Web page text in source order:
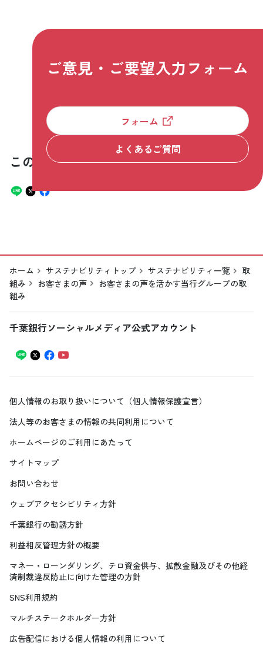
ご意見・ご要望入力フォーム
フォーム
よくあるご質問
この記事をシェア
ホーム サステナビリティトップ サステナビリティ一覧
取
組み
お客さまの声
お客さまの声を活かす当行グループの取
組み
千葉銀行ソーシャルメディア公式アカウント
個人情報のお取り扱いについて（個人情報保護宣言）
法人等のお客さまの情報の共同利用について
ホームページのご利用にあたって
サイトマップ
お問い合わせ
ウェブアクセシビリティ方針
千葉銀行の勧誘方針
利益相反管理方針の概要
マネー・ローンダリング、テロ資金供与、拡散金融及びその他経
済制裁違反防止に向けた管理の方針
SNS利用規約
マルチステークホルダー方針
広告配信における個人情報の利用について